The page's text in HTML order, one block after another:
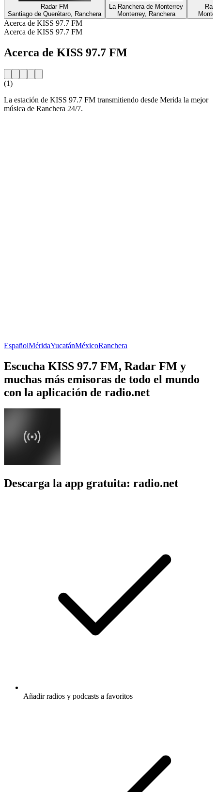
Radar FM
Santiago de Querétaro, Ranchera
La Ranchera de Monterrey
Monterrey, Ranchera
Acerca de KISS 97.7 FM
Acerca de KISS 97.7 FM
Acerca de KISS 97.7 FM
(1)
La estación de KISS 97.7 FM transmitiendo desde Merida la mejor
música de Ranchera 24/7.
EspañolMéridaYucatánMéxicoRanchera
Escucha KISS 97.7 FM, Radar FM y
muchas más emisoras de todo el mundo
con la aplicación de radio.net
Descarga la app gratuita: radio.net
Añadir radios y podcasts a favoritos